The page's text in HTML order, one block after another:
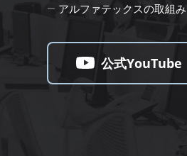
アルファテックスの取組み
公式YouTube